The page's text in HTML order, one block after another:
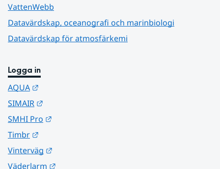
VattenWebb
Datavärdskap, oceanografi och marinbiologi
Datavärdskap för atmosfärkemi
Logga in
AQUA
SIMAIR
SMHI Pro
Timbr
Vinterväg
Väderlarm